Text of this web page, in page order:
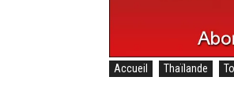
Accueil Thaïlande